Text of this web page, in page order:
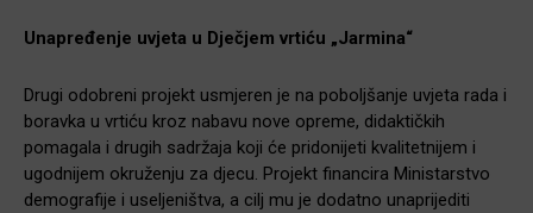
Unapređenje uvjeta u Dječjem vrtiću „Jarmina“
Drugi odobreni projekt usmjeren je na poboljšanje uvjeta rada i
boravka u vrtiću kroz nabavu nove opreme, didaktičkih
pomagala i drugih sadržaja koji će pridonijeti kvalitetnijem i
ugodnijem okruženju za djecu. Projekt financira Ministarstvo
demografije i useljeništva, a cilj mu je dodatno unaprijediti